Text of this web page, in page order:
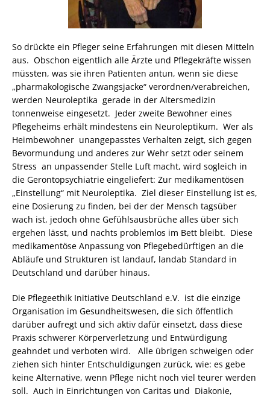
So drückte ein Pfleger seine Erfahrungen mit diesen Mitteln
aus. Obschon eigentlich alle Ärzte und Pflegekräfte wissen
müssten, was sie ihren Patienten antun, wenn sie diese
„pharmakologische Zwangsjacke“ verordnen/verabreichen,
werden Neuroleptika gerade in der Altersmedizin
tonnenweise eingesetzt. Jeder zweite Bewohner eines
Pflegeheims erhält mindestens ein Neuroleptikum. Wer als
Heimbewohner unangepasstes Verhalten zeigt, sich gegen
Bevormundung und anderes zur Wehr setzt oder seinem
Stress an unpassender Stelle Luft macht, wird sogleich in
die Gerontopsychiatrie eingeliefert: Zur medikamentösen
„Einstellung“ mit Neuroleptika. Ziel dieser Einstellung ist es,
eine Dosierung zu finden, bei der der Mensch tagsüber
wach ist, jedoch ohne Gefühlsausbrüche alles über sich
ergehen lässt, und nachts problemlos im Bett bleibt. Diese
medikamentöse Anpassung von Pflegebedürftigen an die
Abläufe und Strukturen ist landauf, landab Standard in
Deutschland und darüber hinaus.
Die Pflegeethik Initiative Deutschland e.V. ist die einzige
Organisation im Gesundheitswesen, die sich öffentlich
darüber aufregt und sich aktiv dafür einsetzt, dass diese
Praxis schwerer Körperverletzung und Entwürdigung
geahndet und verboten wird. Alle übrigen schweigen oder
ziehen sich hinter Entschuldigungen zurück, wie: es gebe
keine Alternative, wenn Pflege nicht noch viel teurer werden
soll. Auch in Einrichtungen von Caritas und Diakonie,